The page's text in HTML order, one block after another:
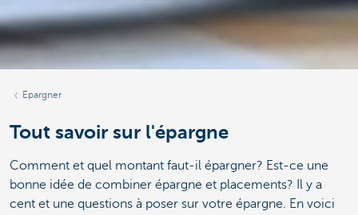
Epargner
Tout savoir sur l'épargne
Comment et quel montant faut-il épargner? Est-ce une
bonne idée de combiner épargne et placements? Il y a
cent et une questions à poser sur votre épargne. En voici